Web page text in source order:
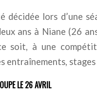
lors d’une
ans à Niane (26
soit, à une
entraînements,
LE 26 AVRIL